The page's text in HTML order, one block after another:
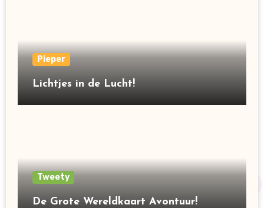
Pieper
Lichtjes in de Lucht!
Tweety
De Grote Wereldkaart Avontuur!